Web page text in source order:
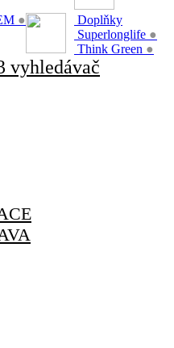
●
Doplňky
Superlonglife ●
Think Green ●
vyhledávač